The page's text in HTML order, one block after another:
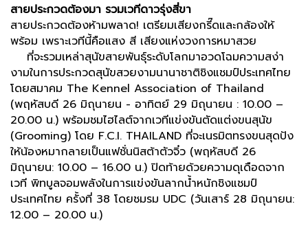
สายประกวดต้องมา รวมเวทีดาวรุ่งสี่ขา
สายประกวดต้องห้ามพลาด! เตรียมเสียงกรี๊ดและกล้องให้
พร้อม เพราะเวทีนี้คือแสง สี เสียงแห่งวงการหมาสวย
ที่จะรวมเหล่าสุนัขสายพันธุ์ระดับโลกมาอวดโฉมความสง่า
งามในการประกวดสุนัขสวยงามนานาชาติชิงแชมป์ประเทศไทย
โดยสมาคม The Kennel Association of Thailand
(พฤหัสบดี 26 มิถุนายน - อาทิตย์ 29 มิถุนายน : 10.00 –
20.00 น.) พร้อมชมไฮไลต์จากเวทีแข่งขันตัดแต่งขนสุนัข
(Grooming) โดย F.C.I. THAILAND ที่จะเนรมิตทรงขนสุดปัง
ให้น้องหมากลายเป็นแฟชั่นนิสต้าตัวจิ๋ว (พฤหัสบดี 26
มิถุนายน: 10.00 – 16.00 น.) ปิดท้ายด้วยความดุเดือดจาก
เวที พิทบูลจอมพลังในการแข่งขันลากน้ำหนักชิงแชมป์
ประเทศไทย ครั้งที่ 38 โดยชมรม UDC (วันเสาร์ 28 มิถุนายน:
12.00 – 20.00 น.)